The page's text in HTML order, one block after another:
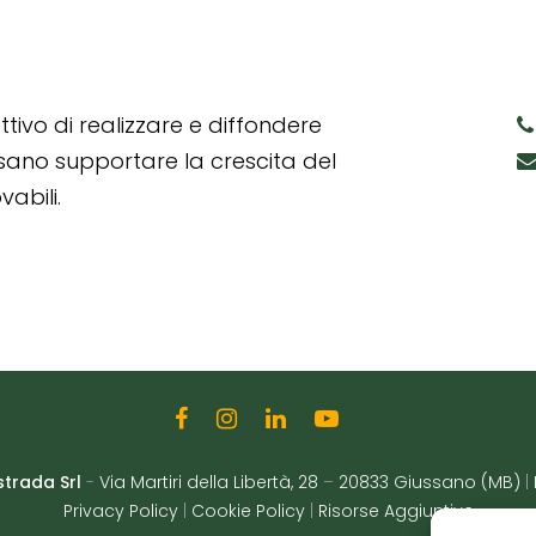
di realizzare e diffondere
supportare la crescita del
Srl - Via Martiri della Libertà, 28 – 20833 Giussano (MB)
Privacy Policy
Cookie Policy Risorse Aggiuntive